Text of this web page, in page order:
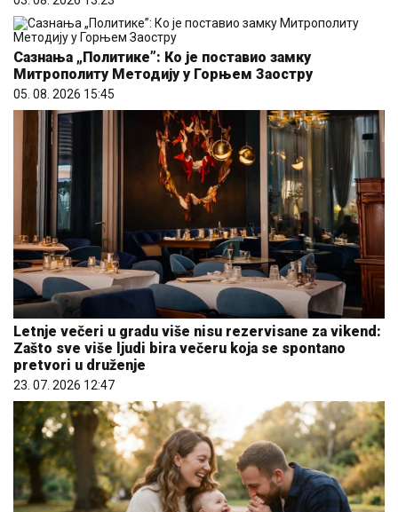
Сазнања „Политике”: Ко је поставио замку
Митрополиту Методију у Горњем Заостру
05. 08. 2026 15:45
Letnje večeri u gradu više nisu rezervisane za vikend:
Zašto sve više ljudi bira večeru koja se spontano
pretvori u druženje
23. 07. 2026 12:47